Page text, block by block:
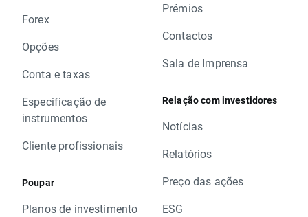
Forex
Opções
Conta e taxas
Especificação de
instrumentos
Cliente profissionais
Poupar
Planos de investimento
Prémios
Contactos
Sala de Imprensa
Relação com investidores
Notícias
Relatórios
Preço das ações
ESG